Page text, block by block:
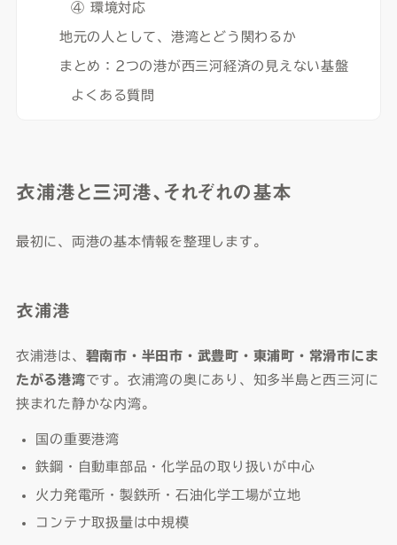
④ 環境対応
地元の人として、港湾とどう関わるか
まとめ：2つの港が西三河経済の見えない基盤
よくある質問
衣浦港と三河港、それぞれの基本
最初に、両港の基本情報を整理します。
衣浦港
衣浦港は、 碧南市・半田市・武豊町・東浦町・常滑市にま
たがる港湾です。衣浦湾の奥にあり、知多半島と西三河に
挟まれた静かな内湾。
国の重要港湾
鉄鋼・自動車部品・化学品の取り扱いが中心
火力発電所・製鉄所・石油化学工場が立地
コンテナ取扱量は中規模